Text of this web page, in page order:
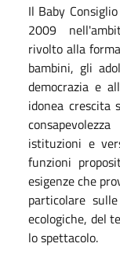
Il Baby
2009
rivolto alla
bambini, gli
democrazia e
idonea crescita
istituzioni e
funzioni
esigenze che
particolare
ecologiche, del
lo spettacolo.